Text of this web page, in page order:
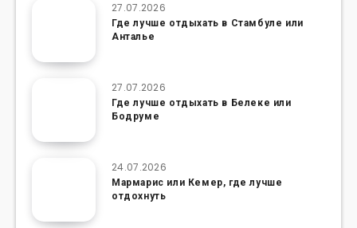
27.07.2026
Где лучше отдыхать в Стамбуле или
Анталье
27.07.2026
Где лучше отдыхать в Белеке или
Бодруме
24.07.2026
Мармарис или Кемер, где лучше
отдохнуть